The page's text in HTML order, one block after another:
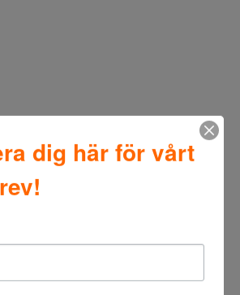
dig här för vårt